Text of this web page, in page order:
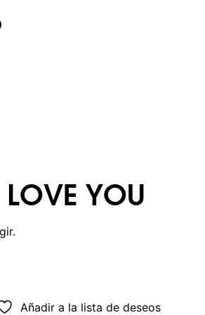
LOVE YOU
Añadir a la lista de deseos